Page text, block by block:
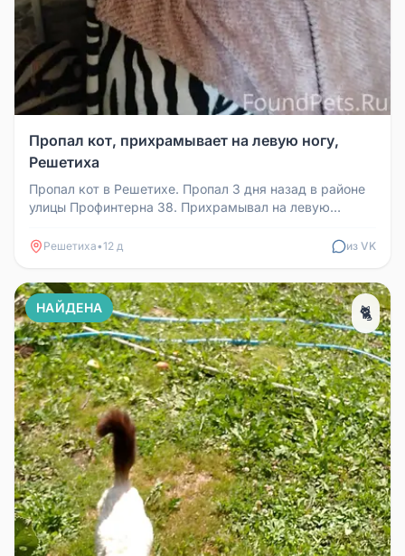
Пропал кот, прихрамывает на левую ногу,
Решетиха
Пропал кот в Решетихе. Пропал 3 дня назад в районе
улицы Профинтерна 38. Прихрамывал на левую
Решетиха•12 д из VK
НАЙДЕНА 🐈